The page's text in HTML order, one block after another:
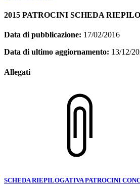
2015 PATROCINI SCHEDA
Data di pubblicazione: 17/02/2016
Data di ultimo aggiornamento: 13/12/
Allegati
SCHEDA RIEPILOGATIVA PATROCINI